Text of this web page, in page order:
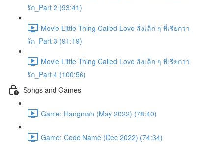
รัก_Part 2 (93:41)
Movie Little Thing Called Love สิ่งเล็ก ๆ ที่เรียกว่า
รัก_Part 3 (91:19)
Movie Little Thing Called Love สิ่งเล็ก ๆ ที่เรียกว่า
รัก_Part 4 (100:56)
Songs and Games
Game: Hangman (May 2022) (78:40)
Game: Code Name (Dec 2022) (74:34)